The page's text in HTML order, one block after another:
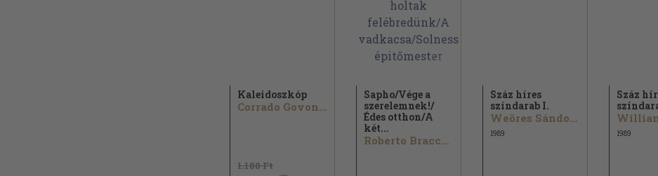
Kaleidoszkóp
Corrado Govoni...
1.180 Ft
Sapho/Vége a
szerelemnek!/
Édes otthon/A
két...
Roberto Bracco...
Száz híres
színdarab I.
Weöres Sándor...
1989
Száz
1989